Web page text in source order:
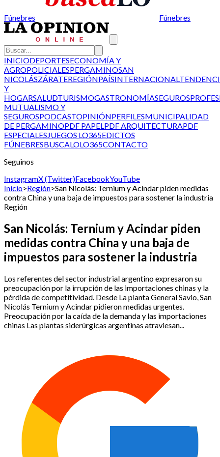
Fúnebres Fúnebres
INICIODEPORTESECONOMÍA Y
AGROPOLICIALESPERGAMINOSAN
NICOLÁSZÁRATEREGIÓNPAÍSINTERNACIONAL
Y
HOGARSALUDTURISMOGASTRONOMÍASEGUROS
MUTUALISMO Y
SEGUROSPODCASTOPINIÓNPERFILESMUNICIPALIDAD
DE PERGAMINOPDF PAPELPDF ARQUITECTURAPDF
ESPECIALESJUEGOS LO365EDICTOS
FÚNEBRESBUSCALOLO365CONTACTO
Seguinos
InstagramX (Twitter)FacebookYouTube
Inicio>Región>San Nicolás: Ternium y Acindar piden medidas
contra China y una baja de impuestos para sostener la industria
Región
San Nicolás: Ternium y Acindar piden
medidas contra China y una baja de
impuestos para sostener la industria
Los referentes del sector industrial argentino expresaron su
preocupación por la irrupción de las importaciones chinas y la
pérdida de competitividad. Desde La planta General Savio, San
Nicolás Ternium y Acindar pidieron medidas urgentes.
Preocupación por la caída de la demanda y las importaciones
chinas Las plantas siderúrgicas argentinas atraviesan...